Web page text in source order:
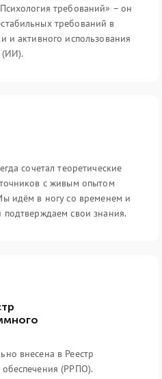
требований» – он
требований в
и активного использования
(ИИ).
сочетал теоретические
с живым опытом
идём в ногу со временем и
подтверждаем свои знания.
внесена в Реестр
обеспечения (РРПО).